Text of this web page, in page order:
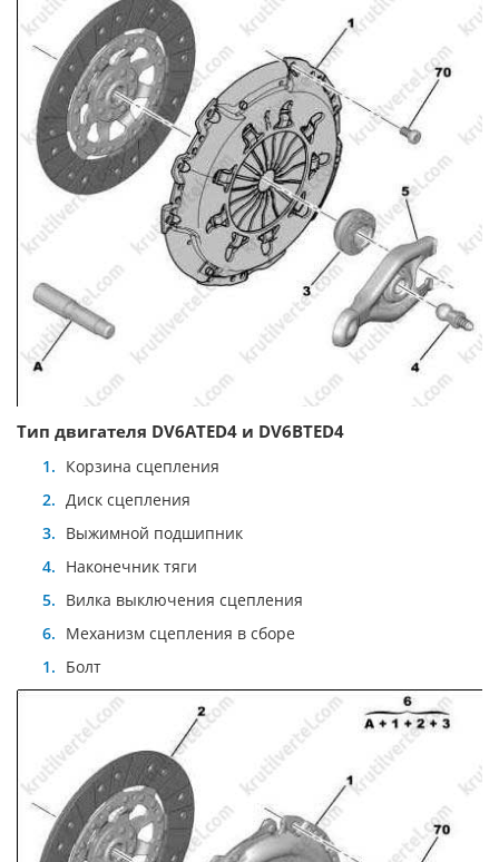
Тип двигателя DV6ATED4 и DV6BTED4
Корзина сцепления
Диск сцепления
Выжимной подшипник
Наконечник тяги
Вилка выключения сцепления
Механизм сцепления в сборе
Болт